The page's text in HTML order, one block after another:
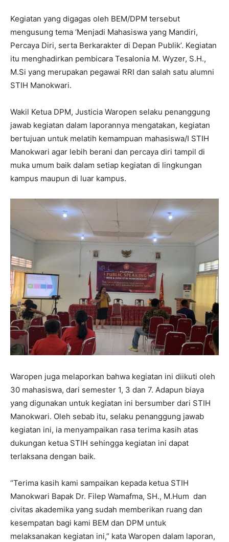
Kegiatan yang digagas oleh BEM/DPM tersebut
mengusung tema ‘Menjadi Mahasiswa yang Mandiri,
Percaya Diri, serta Berkarakter di Depan Publik’. Kegiatan
itu menghadirkan pembicara Tesalonia M. Wyzer, S.H.,
M.Si yang merupakan pegawai RRI dan salah satu alumni
STIH Manokwari.
Wakil Ketua DPM, Justicia Waropen selaku penanggung
jawab kegiatan dalam laporannya mengatakan, kegiatan
bertujuan untuk melatih kemampuan mahasiswa/I STIH
Manokwari agar lebih berani dan percaya diri tampil di
muka umum baik dalam setiap kegiatan di lingkungan
kampus maupun di luar kampus.
Waropen juga melaporkan bahwa kegiatan ini diikuti oleh
30 mahasiswa, dari semester 1, 3 dan 7. Adapun biaya
yang digunakan untuk kegiatan ini bersumber dari STIH
Manokwari. Oleh sebab itu, selaku penanggung jawab
kegiatan ini, ia menyampaikan rasa terima kasih atas
dukungan ketua STIH sehingga kegiatan ini dapat
terlaksana dengan baik.
“Terima kasih kami sampaikan kepada ketua STIH
Manokwari Bapak Dr. Filep Wamafma, SH., M.Hum dan
civitas akademika yang sudah memberikan ruang dan
kesempatan bagi kami BEM dan DPM untuk
melaksanakan kegiatan ini,” kata Waropen dalam laporan,